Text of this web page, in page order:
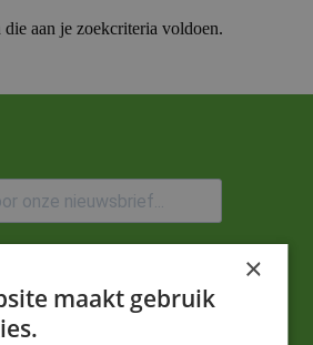
aan je zoekcriteria voldoen.
×
maakt gebruik